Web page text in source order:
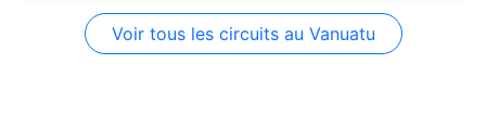
Voir tous les circuits au Vanuatu